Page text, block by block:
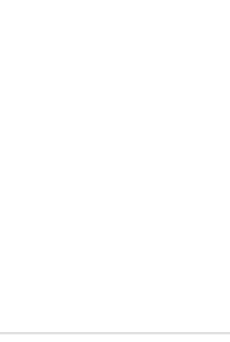
icon.
information about your
your device by
about how your
이 16GB 이하이고 해상
에서는 업스케일링